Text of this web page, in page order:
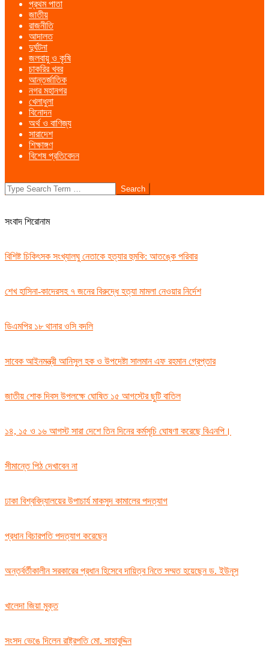
Menu
প্রথম পাতা
জাতীয়
রাজনীতি
আদালত
দুর্ঘটনা
জলবায়ু ও কৃষি
চাকরির খবর
আন্তর্জাতিক
নগর মহানগর
খেলাধুলা
বিনোদন
অর্থ ও বাণিজ্য
সারাদেশ
শিক্ষাঙ্গণ
বিশেষ প্রতিবেদন
Search
সংবাদ শিরোনাম
বিশিষ্ট চিকিৎসক সংখ্যালঘু নেতাকে হত্যার হুমকি: আতঙ্কে পরিবার
শেখ হাসিনা-কাদেরসহ ৭ জনের বিরুদ্ধে হত্যা মামলা নেওয়ার নির্দেশ
ডিএমপির ১৮ থানার ওসি বদলি
সাবেক আইনমন্ত্রী আনিসুল হক ও উপদেষ্টা সালমান এফ রহমান গ্রেপ্তার
জাতীয় শোক দিবস উপলক্ষে ঘোষিত ১৫ আগস্টের ছুটি বাতিল
১৪, ১৫ ও ১৬ আগস্ট সারা দেশে তিন দিনের কর্মসূচি ঘোষণা করেছে বিএনপি।
সীমান্তে পিঠ দেখাবেন না
ঢাকা বিশ্ববিদ্যালয়ের উপাচার্য মাকসুদ কামালের পদত্যাগ
প্রধান বিচারপতি পদত্যাগ করেছেন
অন্তর্বর্তীকালীন সরকারের প্রধান হিসেবে দায়িত্ব নিতে সম্মত হয়েছেন ড. ইউনূস
খালেদা জিয়া মুক্ত
সংসদ ভেঙে দিলেন রাষ্ট্রপতি মো. সাহাবুদ্দিন